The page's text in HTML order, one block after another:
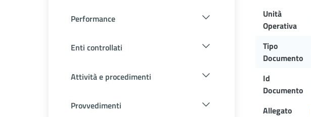
Performance
Enti controllati
Attività e procedimenti
Provvedimenti
Unità
Operativa
Tipo
Documento
Id
Documento
Allegato